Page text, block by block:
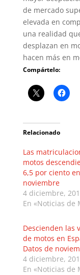
de mercado
elevada en
una realidad
desplazan en
hacen más en
Compártelo:
Relacionado
Las
motos
6,5 por ciento en
noviembre
4 diciembre,
En «Noticias de
Descienden las
de motos en
Datos de
4 diciembre,
En «Noticias de